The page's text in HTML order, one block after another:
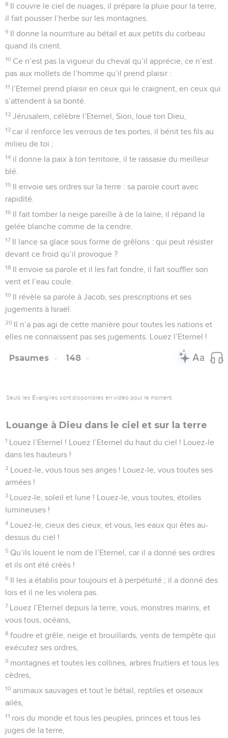
8 Il couvre le ciel de nuages, il prépare la pluie pour la terre,
il fait pousser l’herbe sur les montagnes.
9 Il donne la nourriture au bétail et aux petits du corbeau
quand ils crient.
10 Ce n’est pas la vigueur du cheval qu’il apprécie, ce n’est
pas aux mollets de l’homme qu’il prend plaisir :
11 l’Eternel prend plaisir en ceux qui le craignent, en ceux qui
s’attendent à sa bonté.
12 Jérusalem, célèbre l’Eternel, Sion, loue ton Dieu,
13 car il renforce les verrous de tes portes, il bénit tes fils au
milieu de toi ;
14 il donne la paix à ton territoire, il te rassasie du meilleur
blé.
15 Il envoie ses ordres sur la terre : sa parole court avec
rapidité.
16 Il fait tomber la neige pareille à de la laine, il répand la
gelée blanche comme de la cendre.
17 Il lance sa glace sous forme de grêlons : qui peut résister
devant ce froid qu’il provoque ?
18 Il envoie sa parole et il les fait fondre, il fait souffler son
vent et l’eau coule.
19 Il révèle sa parole à Jacob, ses prescriptions et ses
jugements à Israël.
20 Il n’a pas agi de cette manière pour toutes les nations et
elles ne connaissent pas ses jugements. Louez l’Eternel !
Psaumes 148
Seuls les Évangiles sont disponibles en vidéo pour le moment.
Louange à Dieu dans le ciel et sur la terre
1 Louez l’Eternel ! Louez l’Eternel du haut du ciel ! Louez-le
dans les hauteurs !
2 Louez-le, vous tous ses anges ! Louez-le, vous toutes ses
armées !
3 Louez-le, soleil et lune ! Louez-le, vous toutes, étoiles
lumineuses !
4 Louez-le, cieux des cieux, et vous, les eaux qui êtes au-
dessus du ciel !
5 Qu’ils louent le nom de l’Eternel, car il a donné ses ordres
et ils ont été créés !
6 Il les a établis pour toujours et à perpétuité ; il a donné des
lois et il ne les violera pas.
7 Louez l’Eternel depuis la terre, vous, monstres marins, et
vous tous, océans,
8 foudre et grêle, neige et brouillards, vents de tempête qui
exécutez ses ordres,
9 montagnes et toutes les collines, arbres fruitiers et tous les
cèdres,
10 animaux sauvages et tout le bétail, reptiles et oiseaux
ailés,
11 rois du monde et tous les peuples, princes et tous les
juges de la terre,